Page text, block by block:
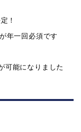
！
年一回必須です
可能になりました